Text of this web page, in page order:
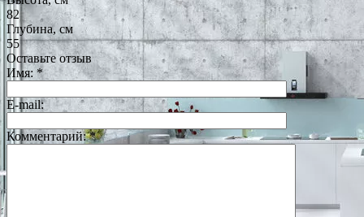
82
Глубина, см
55
Оставьте отзыв
Имя:*
E-mail:
Комментарий:*